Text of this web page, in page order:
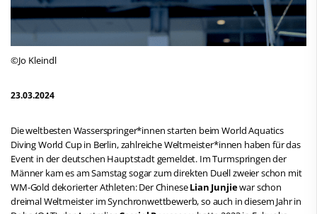
©Jo Kleindl
23.03.2024
Die weltbesten Wasserspringer*innen starten beim World Aquatics
Diving World Cup in Berlin, zahlreiche Weltmeister*innen haben für das
Event in der deutschen Hauptstadt gemeldet. Im Turmspringen der
Männer kam es am Samstag sogar zum direkten Duell zweier schon mit
WM-Gold dekorierter Athleten: Der ChineseLian Junjiewar schon
dreimal Weltmeister im Synchronwettbewerb, so auch in diesem Jahr in